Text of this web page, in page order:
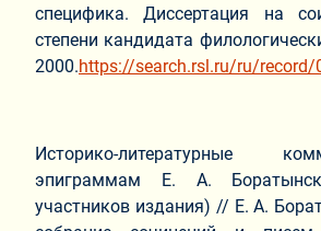
специфика. Диссертация на
степени кандидата
2000.https://search.rsl.ru/ru/record/
Историко-литературные
эпиграммам Е. А.
участников издания) // Е. А.